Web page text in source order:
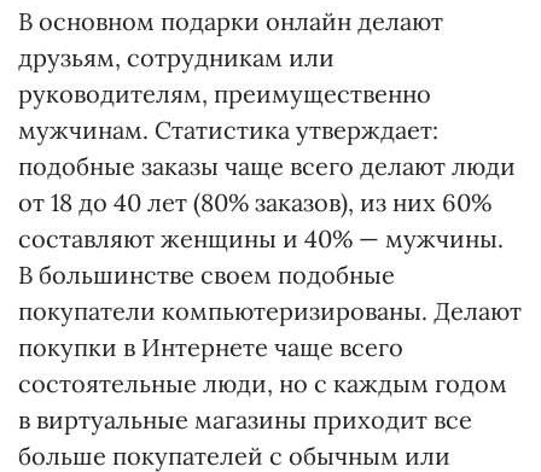
В основном подарки онлайн делают
друзьям, сотрудникам или
руководителям, преимущественно
мужчинам. Статистика утверждает:
подобные заказы чаще всего делают люди
от 18 до 40 лет (80% заказов), из них 60%
составляют женщины и 40% — мужчины.
В большинстве своем подобные
покупатели компьютеризированы. Делают
покупки в Интернете чаще всего
состоятельные люди, но с каждым годом
в виртуальные магазины приходит все
больше покупателей с обычным или